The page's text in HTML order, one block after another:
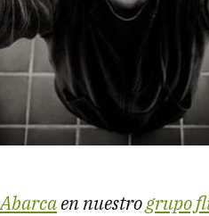
en nuestrogrupo